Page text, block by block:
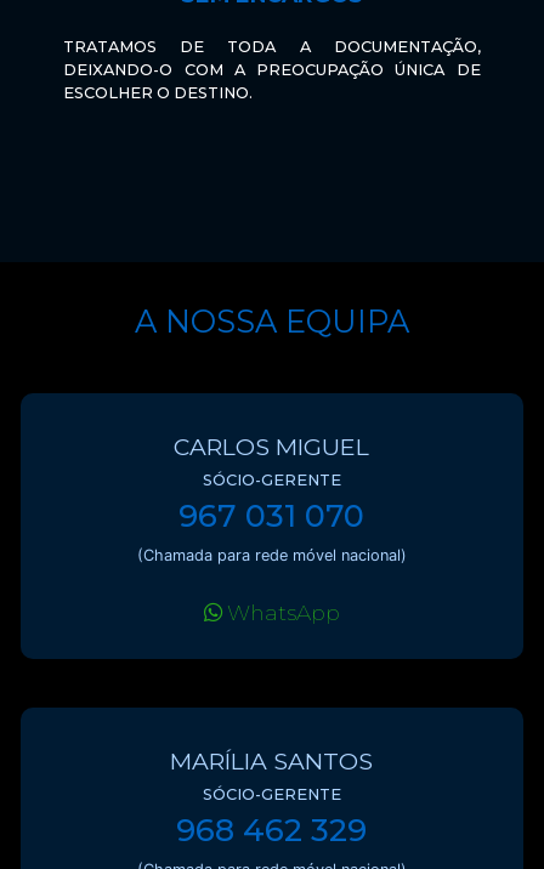
TRATAMOS DE TODA A DOCUMENTAÇÃO,
DEIXANDO-O COM A PREOCUPAÇÃO ÚNICA DE
ESCOLHER O DESTINO.
A NOSSA EQUIPA
CARLOS MIGUEL
SÓCIO-GERENTE
967 031 070
(Chamada para rede móvel nacional)
WhatsApp
MARÍLIA SANTOS
SÓCIO-GERENTE
968 462 329